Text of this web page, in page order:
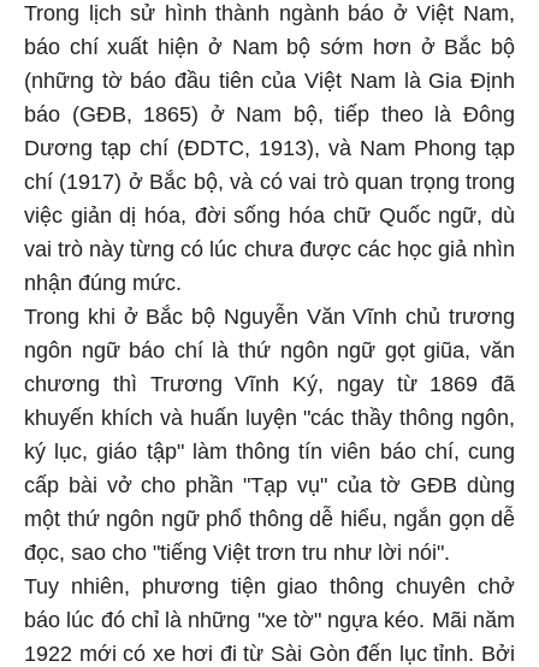
Trong lịch sử hình thành ngành báo ở Việt Nam,
báo chí xuất hiện ở Nam bộ sớm hơn ở Bắc bộ
(những tờ báo đầu tiên của Việt Nam là Gia Định
báo (GĐB, 1865) ở Nam bộ, tiếp theo là Đông
Dương tạp chí (ĐDTC, 1913), và Nam Phong tạp
chí (1917) ở Bắc bộ, và có vai trò quan trọng trong
việc giản dị hóa, đời sống hóa chữ Quốc ngữ, dù
vai trò này từng có lúc chưa được các học giả nhìn
nhận đúng mức.
Trong khi ở Bắc bộ Nguyễn Văn Vĩnh chủ trương
ngôn ngữ báo chí là thứ ngôn ngữ gọt giũa, văn
chương thì Trương Vĩnh Ký, ngay từ 1869 đã
khuyến khích và huấn luyện "các thầy thông ngôn,
ký lục, giáo tập" làm thông tín viên báo chí, cung
cấp bài vở cho phần "Tạp vụ" của tờ GĐB dùng
một thứ ngôn ngữ phổ thông dễ hiểu, ngắn gọn dễ
đọc, sao cho "tiếng Việt trơn tru như lời nói".
Tuy nhiên, phương tiện giao thông chuyên chở
báo lúc đó chỉ là những "xe tờ" ngựa kéo. Mãi năm
1922 mới có xe hơi đi từ Sài Gòn đến lục tỉnh. Bởi